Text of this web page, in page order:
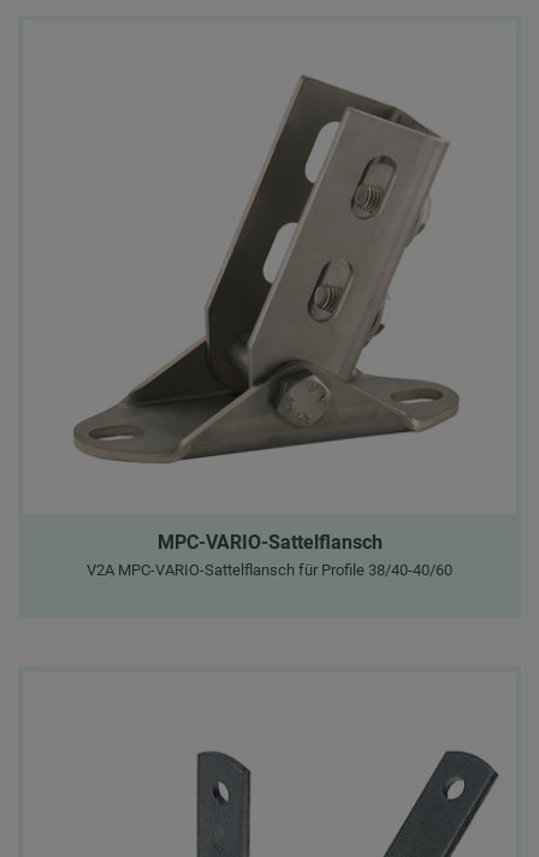
MPC-VARIO-Sattelflansch
V2A MPC-VARIO-Sattelflansch für Profile 38/40-40/60